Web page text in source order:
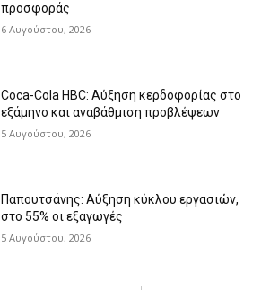
προσφοράς
6 Αυγούστου, 2026
Coca-Cola HBC: Αύξηση κερδοφορίας στο
εξάμηνο και αναβάθμιση προβλέψεων
5 Αυγούστου, 2026
Παπουτσάνης: Αύξηση κύκλου εργασιών,
στο 55% οι εξαγωγές
5 Αυγούστου, 2026